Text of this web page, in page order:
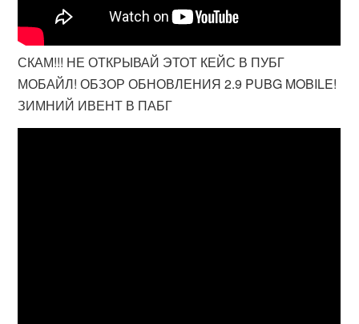
СКАМ!!! НЕ ОТКРЫВАЙ ЭТОТ КЕЙС В ПУБГ
МОБАЙЛ! ОБЗОР ОБНОВЛЕНИЯ 2.9 PUBG MOBILE!
ЗИМНИЙ ИВЕНТ В ПАБГ